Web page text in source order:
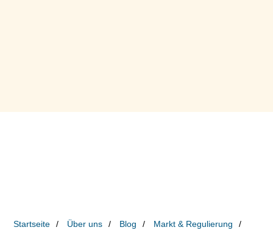
Startseite Über uns Blog
Markt & Regulierung